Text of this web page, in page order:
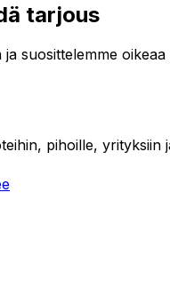
tarjous
suosittelemme oikeaa
pihoille, yrityksiin